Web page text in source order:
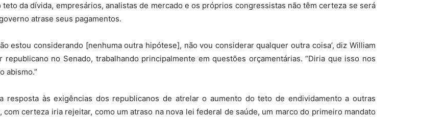
dos
Funcionários
da dívida, empresários, analistas de mercado e os próprios congressistas não têm certeza se será
atrase seus pagamentos.
estou considerando [nenhuma outra hipótese], não vou considerar qualquer outra coisa’, diz William
republicano no Senado, trabalhando principalmente em questões orçamentárias. “Diria que isso nos
abismo.”
resposta às exigências dos republicanos de atrelar o aumento do teto de endividamento a outras
certeza iria rejeitar, como um atraso na nova lei federal de saúde, um marco do primeiro mandato